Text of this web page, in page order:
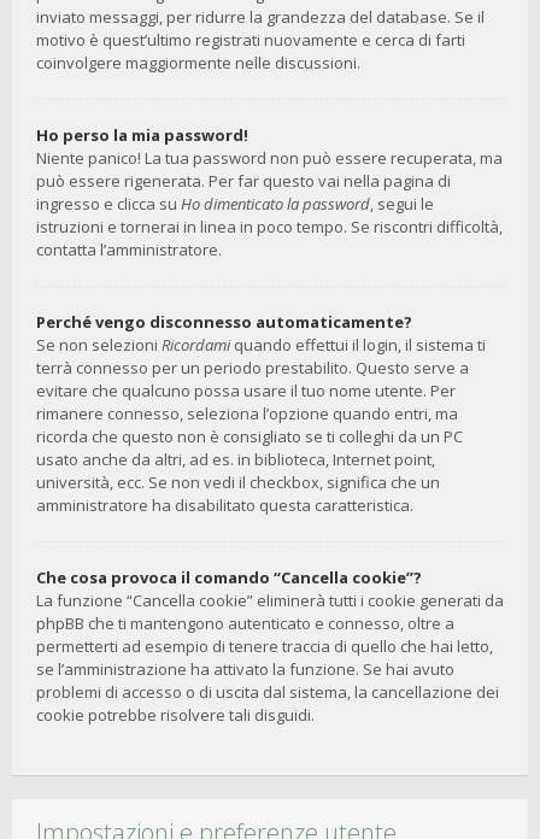
inviato messaggi, per ridurre la grandezza del database. Se il
motivo è quest’ultimo registrati nuovamente e cerca di farti
coinvolgere maggiormente nelle discussioni.
Ho perso la mia password!
Niente panico! La tua password non può essere recuperata, ma
può essere rigenerata. Per far questo vai nella pagina di
ingresso e clicca su Ho dimenticato la password, segui le
istruzioni e tornerai in linea in poco tempo. Se riscontri difficoltà,
contatta l’amministratore.
Perché vengo disconnesso automaticamente?
Se non selezioni Ricordamiquando effettui il login, il sistema ti
terrà connesso per un periodo prestabilito. Questo serve a
evitare che qualcuno possa usare il tuo nome utente. Per
rimanere connesso, seleziona l’opzione quando entri, ma
ricorda che questo non è consigliato se ti colleghi da un PC
usato anche da altri, ad es. in biblioteca, Internet point,
università, ecc. Se non vedi il checkbox, significa che un
amministratore ha disabilitato questa caratteristica.
Che cosa provoca il comando “Cancella cookie”?
La funzione “Cancella cookie” eliminerà tutti i cookie generati da
phpBB che ti mantengono autenticato e connesso, oltre a
permetterti ad esempio di tenere traccia di quello che hai letto,
se l’amministrazione ha attivato la funzione. Se hai avuto
problemi di accesso o di uscita dal sistema, la cancellazione dei
cookie potrebbe risolvere tali disguidi.
Impostazioni e preferenze utente